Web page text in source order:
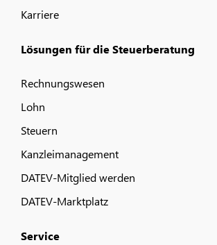
Karriere
Lösungen für die Steuerberatung
Rechnungswesen
Lohn
Steuern
Kanzleimanagement
DATEV-Mitglied werden
DATEV-Marktplatz
Service